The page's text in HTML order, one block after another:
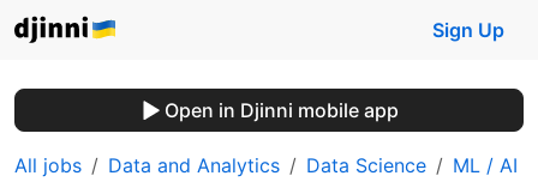
Sign Up
Open in Djinni mobile app
All jobs Data and Analytics Data Science ML / AI